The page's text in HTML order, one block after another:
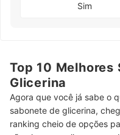
Sim
Top 10 Melhores
Glicerina
Agora que você já sabe o
sabonete de glicerina,
ranking cheio de opções